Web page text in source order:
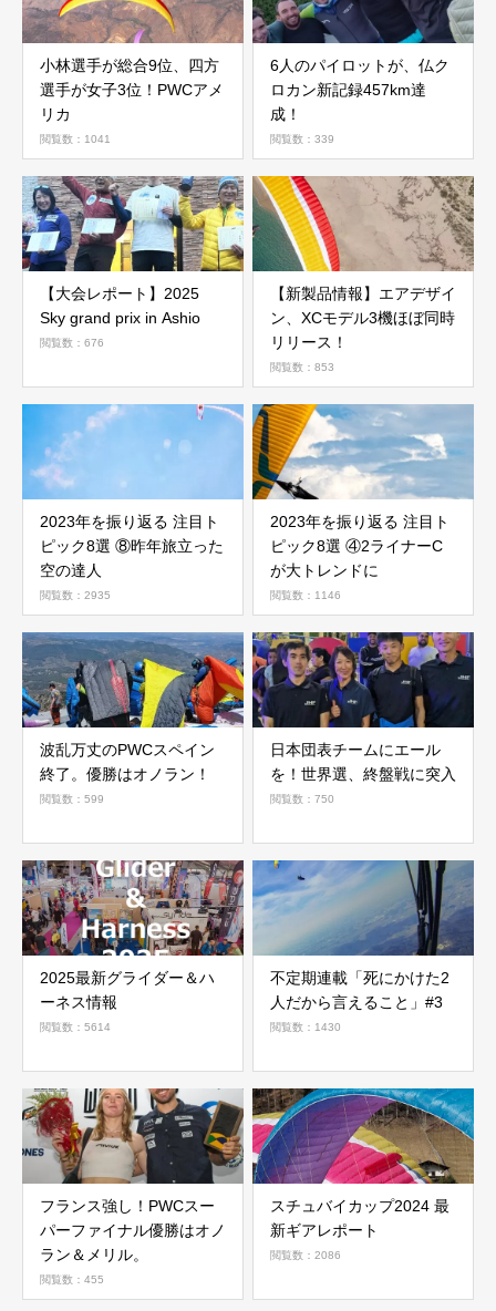
小林選手が総合9位、四方
選手が女子3位！PWCアメ
リカ
閲覧数：1041
6人のパイロットが、仏ク
ロカン新記録457km達
成！
閲覧数：339
【大会レポート】2025
Sky grand prix in Ashio
閲覧数：676
【新製品情報】エアデザイ
ン、XCモデル3機ほぼ同時
リリース！
閲覧数：853
2023年を振り返る 注目ト
ピック8選 ⑧昨年旅立った
空の達人
閲覧数：2935
2023年を振り返る 注目ト
ピック8選 ④2ライナーC
が大トレンドに
閲覧数：1146
波乱万丈のPWCスペイン
終了。優勝はオノラン！
閲覧数：599
日本団表チームにエール
を！世界選、終盤戦に突入
閲覧数：750
2025最新グライダー＆ハ
ーネス情報
閲覧数：5614
不定期連載「死にかけた2
人だから言えること」#3
閲覧数：1430
フランス強し！PWCスー
パーファイナル優勝はオノ
ラン＆メリル。
閲覧数：455
スチュバイカップ2024 最
新ギアレポート
閲覧数：2086